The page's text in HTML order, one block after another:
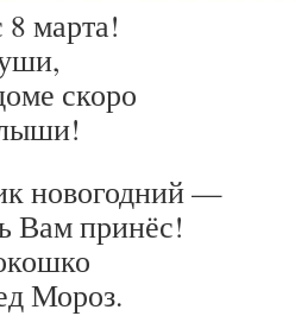
марта!
скоро
новогодний —
Вам принёс!
Мороз.